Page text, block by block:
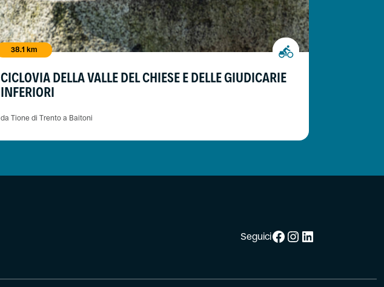
38.1 km
CICLOVIA DELLA VALLE DEL CHIESE E DELLE GIUDICARIE
INFERIORI
da Tione di Trento a Baitoni
SeguiciFacebook
Instagram
LinkedIn